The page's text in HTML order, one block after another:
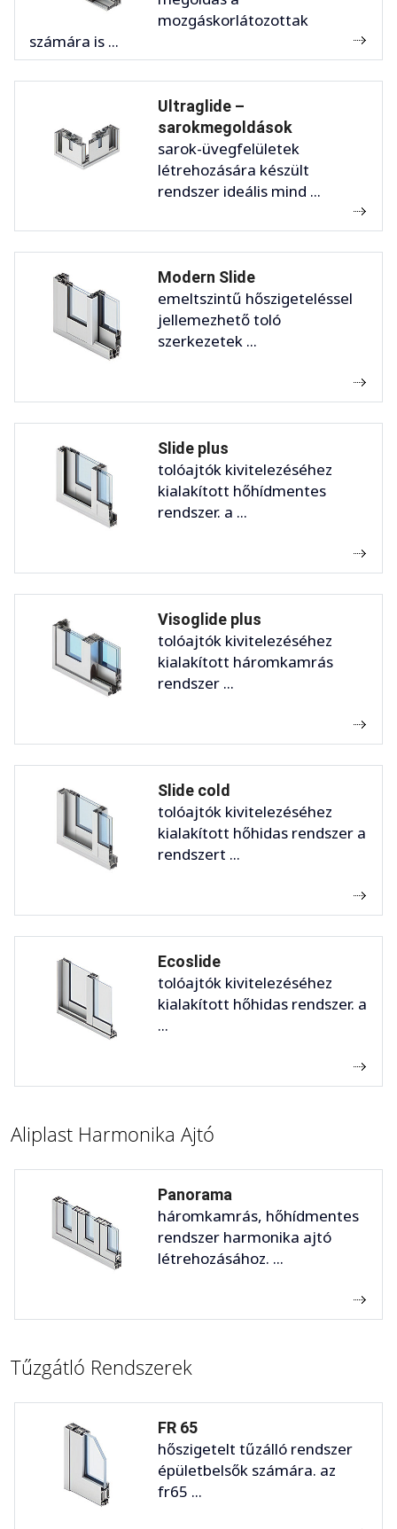
mozgáskorlátozottak
számára is ...
Ultraglide –
sarokmegoldások
sarok-üvegfelületek
létrehozására készült
rendszer ideális mind ...
Modern Slide
emeltszintű hőszigeteléssel
jellemezhető toló
szerkezetek ...
Slide plus
tolóajtók kivitelezéséhez
kialakított hőhídmentes
rendszer. a ...
Visoglide plus
tolóajtók kivitelezéséhez
kialakított háromkamrás
rendszer ...
Slide cold
tolóajtók kivitelezéséhez
kialakított hőhidas rendszer a
rendszert ...
Ecoslide
tolóajtók kivitelezéséhez
kialakított hőhidas rendszer. a
...
Aliplast Harmonika Ajtó
Panorama
háromkamrás, hőhídmentes
rendszer harmonika ajtó
létrehozásához. ...
Tűzgátló Rendszerek
FR 65
hőszigetelt tűzálló rendszer
épületbelsők számára. az
fr65 ...